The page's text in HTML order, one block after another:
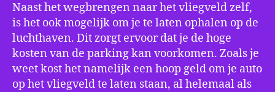
Naast het wegbrengen naar het vliegveld zelf,
is het ook mogelijk om je te laten ophalen op de
luchthaven. Dit zorgt ervoor dat je de hoge
kosten van de parking kan voorkomen. Zoals je
weet kost het namelijk een hoop geld om je auto
op het vliegveld te laten staan, al helemaal als